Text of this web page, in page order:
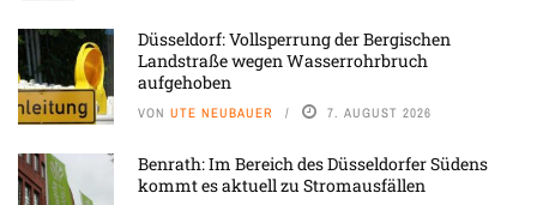
Düsseldorf: Vollsperrung der Bergischen
Landstraße wegen Wasserrohrbruch
aufgehoben
VON UTE NEUBAUER 7. AUGUST 2026
Benrath: Im Bereich des Düsseldorfer Südens
kommt es aktuell zu Stromausfällen